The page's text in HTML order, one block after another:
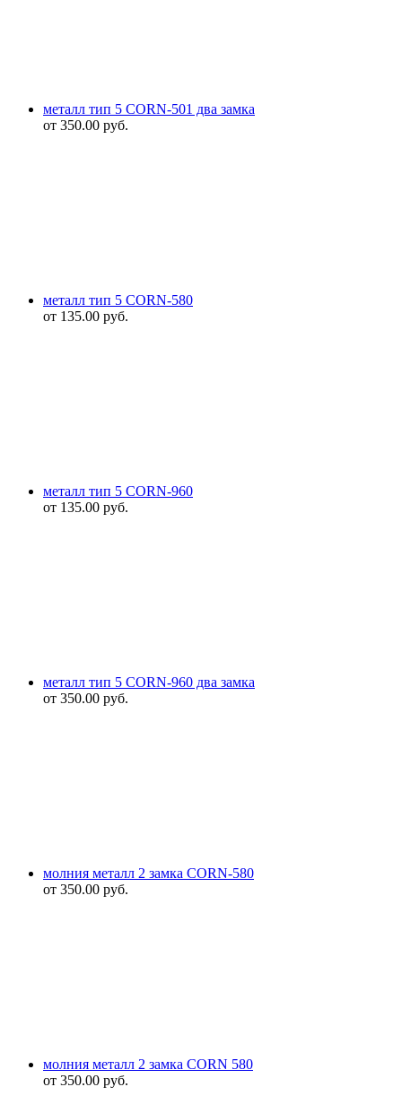
металл тип 5 CORN-501 два замка
от 350.00 руб.
металл тип 5 CORN-580
от 135.00 руб.
металл тип 5 CORN-960
от 135.00 руб.
металл тип 5 CORN-960 два замка
от 350.00 руб.
молния металл 2 замка CORN-580
от 350.00 руб.
молния металл 2 замка CORN 580
от 350.00 руб.